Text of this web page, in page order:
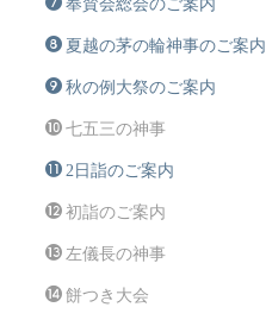
奉賛会総会のご案内
夏越の茅の輪神事のご案内
秋の例大祭のご案内
七五三の神事
2日詣のご案内
初詣のご案内
左儀長の神事
餅つき大会